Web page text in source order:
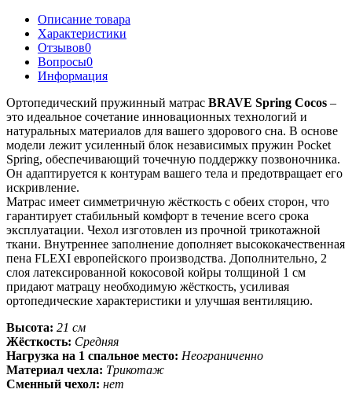
Описание товара
Характеристики
Отзывов0
Вопросы0
Информация
Ортопедический пружинный матрас BRAVE Spring Cocos –
это идеальное сочетание инновационных технологий и
натуральных материалов для вашего здорового сна. В основе
модели лежит усиленный блок независимых пружин Pocket
Spring, обеспечивающий точечную поддержку позвоночника.
Он адаптируется к контурам вашего тела и предотвращает его
искривление.
Матрас имеет симметричную жёсткость с обеих сторон, что
гарантирует стабильный комфорт в течение всего срока
эксплуатации. Чехол изготовлен из прочной трикотажной
ткани. Внутреннее заполнение дополняет высококачественная
пена FLEXI европейского производства. Дополнительно, 2
слоя латексированной кокосовой койры толщиной 1 см
придают матрацу необходимую жёсткость, усиливая
ортопедические характеристики и улучшая вентиляцию.
Высота: 21 см
Жёсткость: Средняя
Нагрузка на 1 спальное место: Неограниченно
Материал чехла: Трикотаж
Сменный чехол: нет